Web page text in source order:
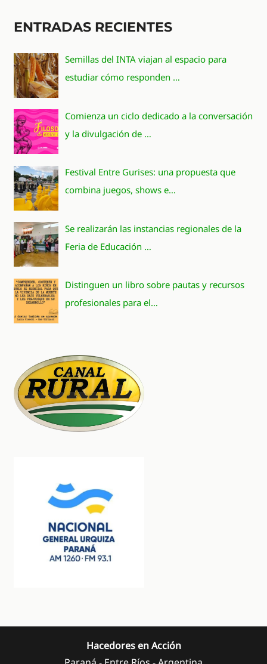
ENTRADAS RECIENTES
Semillas del INTA viajan al espacio para
estudiar cómo responden …
Comienza un ciclo dedicado a la conversación
y la divulgación de …
Festival Entre Gurises: una propuesta que
combina juegos, shows e…
Se realizarán las instancias regionales de la
Feria de Educación …
Distinguen un libro sobre pautas y recursos
profesionales para el…
Hacedores en Acción